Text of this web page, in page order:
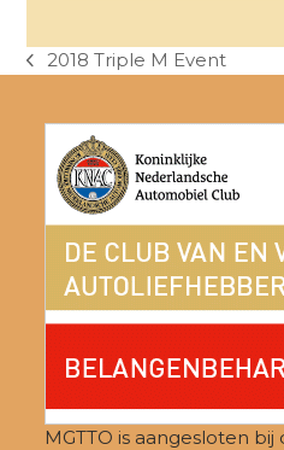
previous
2018 Triple M Event
MGTTO is aangesloten bij